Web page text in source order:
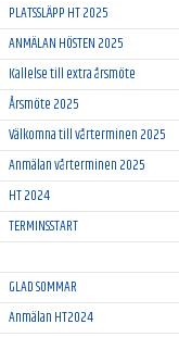
PLATSSLÄPP HT 2025
ANMÄLAN HÖSTEN 2025
Kallelse till extra årsmöte
Årsmöte 2025
Välkomna till vårterminen 2025
Anmälan vårterminen 2025
HT 2024
TERMINSSTART
GLAD SOMMAR
Anmälan HT2024